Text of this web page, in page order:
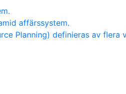
affärssystem.
Planning) definieras av flera